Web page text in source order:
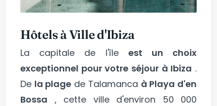
Hôtels à Ville d'Ibiza
La capitale de l'île est un choix
exceptionnel pour votre séjour à Ibiza .
De la plage de Talamanca à Playa d'en
Bossa , cette ville d'environ 50 000